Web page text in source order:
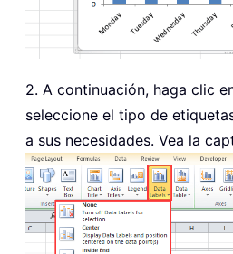
2. A continuación, haga clic
seleccione el tipo de
a sus necesidades. Vea la